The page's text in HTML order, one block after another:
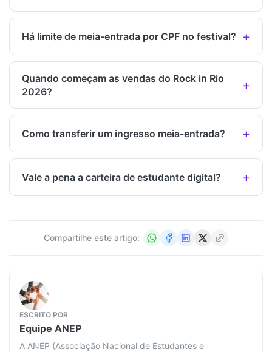
Há limite de meia-entrada por CPF no festival?
Quando começam as vendas do Rock in Rio
2026?
Como transferir um ingresso meia-entrada?
Vale a pena a carteira de estudante digital?
Compartilhe este artigo:
ESCRITO POR
Equipe ANEP
A ANEP (Associação Nacional de Estudantes e